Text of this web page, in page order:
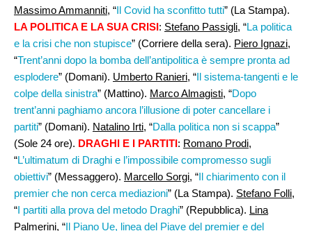
Massimo Ammanniti, “Il Covid ha sconfitto tutti” (La Stampa).
LA POLITICA E LA SUA CRISI: Stefano Passigli, “La politica
e la crisi che non stupisce” (Corriere della sera). Piero Ignazi,
“Trent’anni dopo la bomba dell’antipolitica è sempre pronta ad
esplodere” (Domani). Umberto Ranieri, “Il sistema-tangenti e le
colpe della sinistra” (Mattino). Marco Almagisti, “Dopo
trent’anni paghiamo ancora l’illusione di poter cancellare i
partiti” (Domani). Natalino Irti, “Dalla politica non si scappa”
(Sole 24 ore). DRAGHI E I PARTITI: Romano Prodi,
“L’ultimatum di Draghi e l’impossibile compromesso sugli
obiettivi” (Messaggero). Marcello Sorgi, “Il chiarimento con il
premier che non cerca mediazioni” (La Stampa). Stefano Folli,
“I partiti alla prova del metodo Draghi” (Repubblica). Lina
Palmerini, “Il Piano Ue, linea del Piave del premier e del